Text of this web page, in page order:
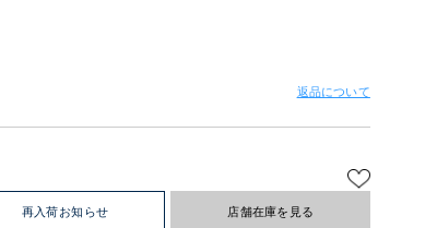
返品について
再入荷お知らせ 店舗在庫を見る